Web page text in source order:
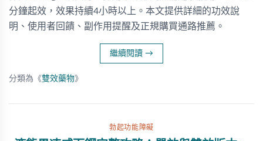
分鐘起效，效果持續4小時以上。本文提供詳細的功效說
明、使用者回饋、副作用提醒及正規購買通路推薦。
繼續閱讀 →
分類為《雙效藥物》
勃起功能障礙